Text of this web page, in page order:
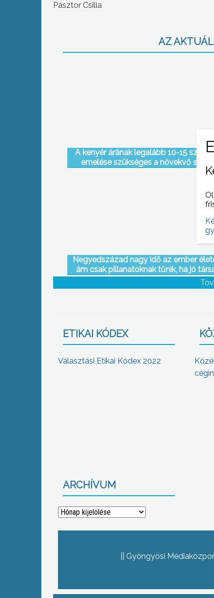
Pásztor Csilla
AZ
A kenyér árának legalább 10-15
emelése szükséges a növekvő
költségek fedezéséhez, derült ki
Negyedszázad nagy idő az ember
ám csak pillanatoknak tűnik, ha jó
veszi körül
ETIKAI KÓDEX
Választási Etikai Kódex 2022
ARCHÍVUM
Archívum
Gyöngyösi